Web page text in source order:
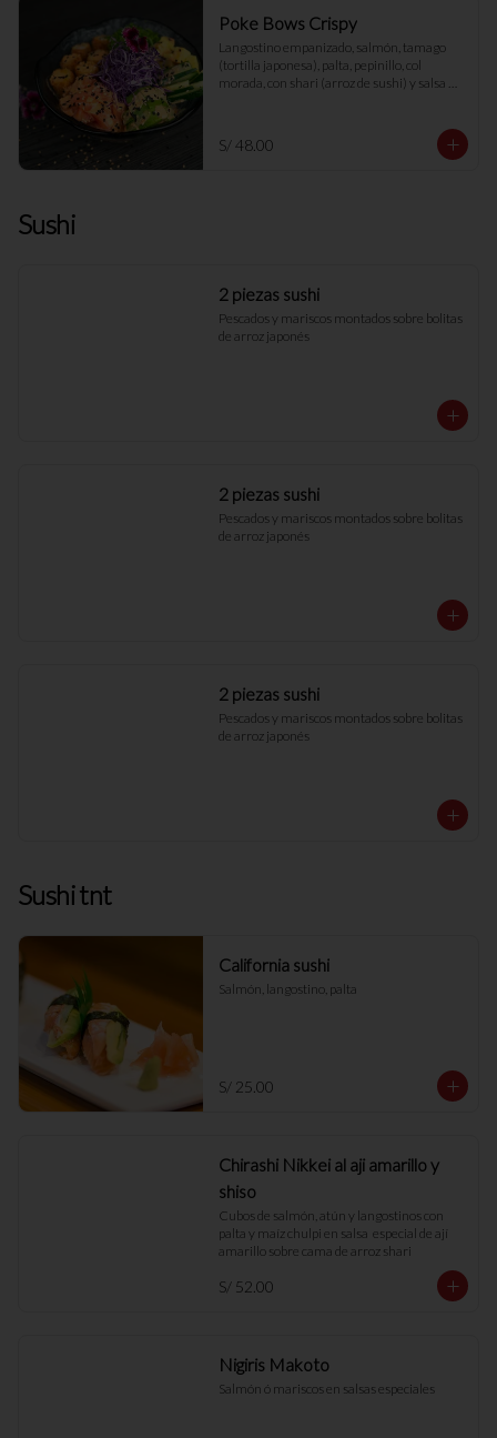
Poke Bows Crispy
Langostino empanizado, salmón, tamago
(tortilla japonesa), palta, pepinillo, col
morada, con shari (arroz de sushi) y salsa
S/ 48.00
Sushi
2 piezas sushi
Pescados y mariscos montados sobre bolitas
de arroz japonés
2 piezas sushi
Pescados y mariscos montados sobre bolitas
de arroz japonés
2 piezas sushi
Pescados y mariscos montados sobre bolitas
de arroz japonés
Sushi tnt
California sushi
Salmón, langostino, palta
S/ 25.00
Chirashi Nikkei al aji amarillo y
shiso
Cubos de salmón, atún y langostinos con
palta y maíz chulpi en salsa  especial de ají
amarillo sobre cama de arroz shari
S/ 52.00
Nigiris Makoto
Salmón ó mariscos en salsas especiales